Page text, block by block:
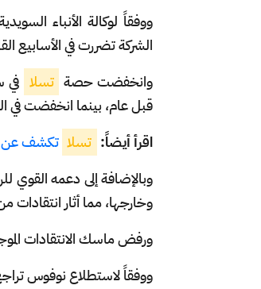
ووفقاً لوكالة الأنباء
الشركة تضررت في الأسابيع
وانخفضت حصة تسلا
قبل عام، بينما انخفضت في النرويج إلى 7.4% من
اقرأ أيضاً: تسلا تكشف عن
وبالإضافة إلى دعمه القوي
وخارجها، مما أثار انتقادات
ورفض ماسك الانتقادات
ووفقاً لاستطلاع نوفوس